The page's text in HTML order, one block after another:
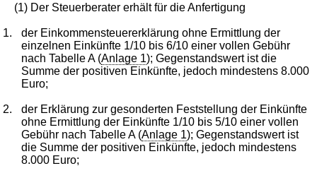
wird in 14 Vorschriften zitiert
Vierter Abschnitt Gebühren für die Beratung und für die
Hilfeleistung bei der Erfüllung allgemeiner Steuerpflichten
(1) Der Steuerberater erhält für die Anfertigung
1.
der Einkommensteuererklärung ohne Ermittlung der
einzelnen Einkünfte 1/10 bis 6/10 einer vollen Gebühr
nach Tabelle A (Anlage 1); Gegenstandswert ist die
Summe der positiven Einkünfte, jedoch mindestens 8.000
Euro;
2.
der Erklärung zur gesonderten Feststellung der Einkünfte
ohne Ermittlung der Einkünfte 1/10 bis 5/10 einer vollen
Gebühr nach Tabelle A (Anlage 1); Gegenstandswert ist
die Summe der positiven Einkünfte, jedoch mindestens
8.000 Euro;